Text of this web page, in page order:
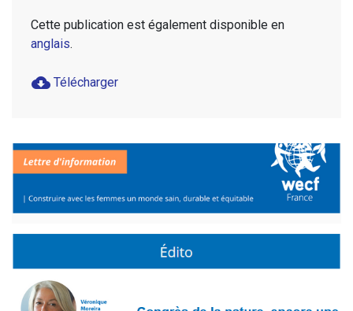
Cette publication est également disponible en
anglais.
cloud_download Télécharger